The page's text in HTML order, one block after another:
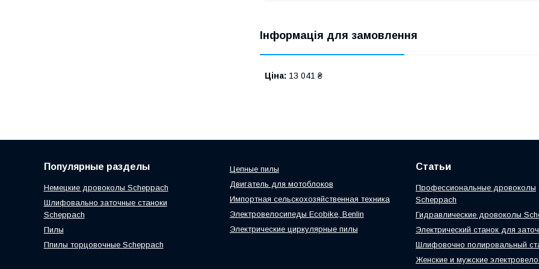
Інформація для замовлення
Ціна: 13 041 ₴
Популярные разделы
Немецкие дровоколы Scheppach
Шлифовально заточные станоки
Scheppach
Пилы
Ппилы торцовочные Scheppach
Цепные пилы
Двигатель для мотоблоков
Импортная сельскохозяйственная техника
Электровелосипеды Ecobike, Benlin
Электрические циркулярные пилы
Статьи
Профессиональные дровоколы
Scheppach
Гидравлические дровоколы
Электрический станок для
Шлифовочно полировальный
Женские и мужские